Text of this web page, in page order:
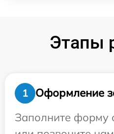
Этапы
1
Оформление
Заполните форму